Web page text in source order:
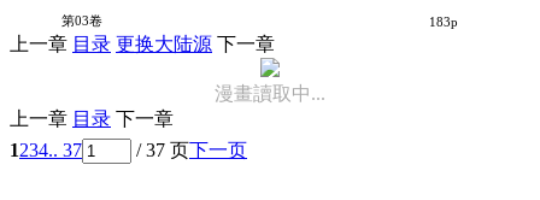
第03卷 183p
上一章 目录 更换大陆源 下一章
漫畫讀取中...
上一章 目录 下一章
1234.. 37 / 37 页下一页